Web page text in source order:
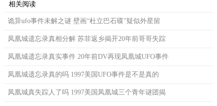
而厂区里当时刚好有一位巡逻的保安，一瞬间就被这怪风卷
起了20多米高，幸运的是落下来后人倒是没有受伤。隔天据统计
害，实在也是诡异。
神秘飞行物
1995年2月的时候，贵阳机场的雷达探测到周围有不明飞行物
在缓慢的移动，而后一架飞来贵阳机场的客机快到的时候，后面
相关阅读
诡异ufo事件未解之谜 壁画“杜立巴石碟”疑似外星留
凤凰城遗忘录真相分解 苏菲返乡揭开20年前哥哥失踪
凤凰城遗忘录真实事件 20年前DV再现凤凰城UFO事件
凤凰城遗忘录真的吗 1997美国UFO事件是不是真的
凤凰城真失踪人了吗 1997美国凤凰城三个青年谜团揭